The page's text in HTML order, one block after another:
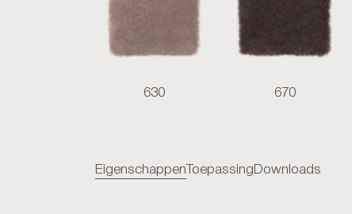
630 670
Eigenschappen Toepassing Downloads